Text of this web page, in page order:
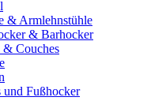
& Armlehnstühle
& Barhocker
& Couches
und Fußhocker